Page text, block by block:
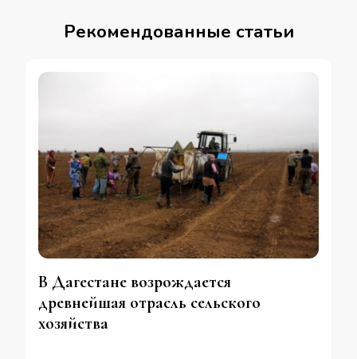
Рекомендованные статьи
В Дагестане возрождается
древнейшая отрасль сельского
хозяйства